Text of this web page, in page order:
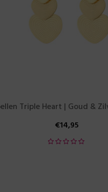
Triple Heart | Goud &
€14,95